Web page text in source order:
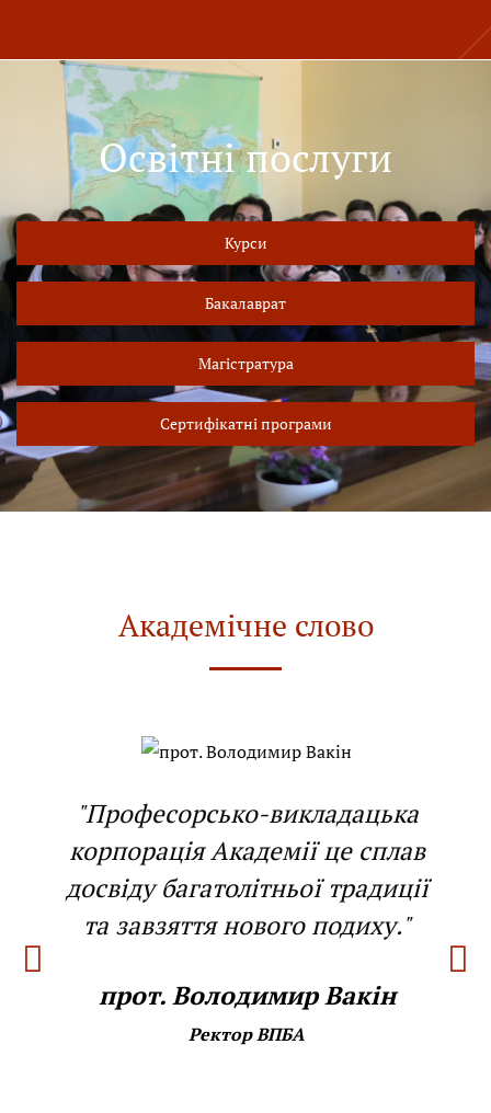
Освітні послуги
Курси
Бакалаврат
Магістратура
Сертифікатні програми
Академічне слово
"Професорсько-викладацька
корпорація Академії це сплав
досвіду багатолітньої традиції
та завзяття нового подиху."
прот. Володимир Вакін
Ректор ВПБА